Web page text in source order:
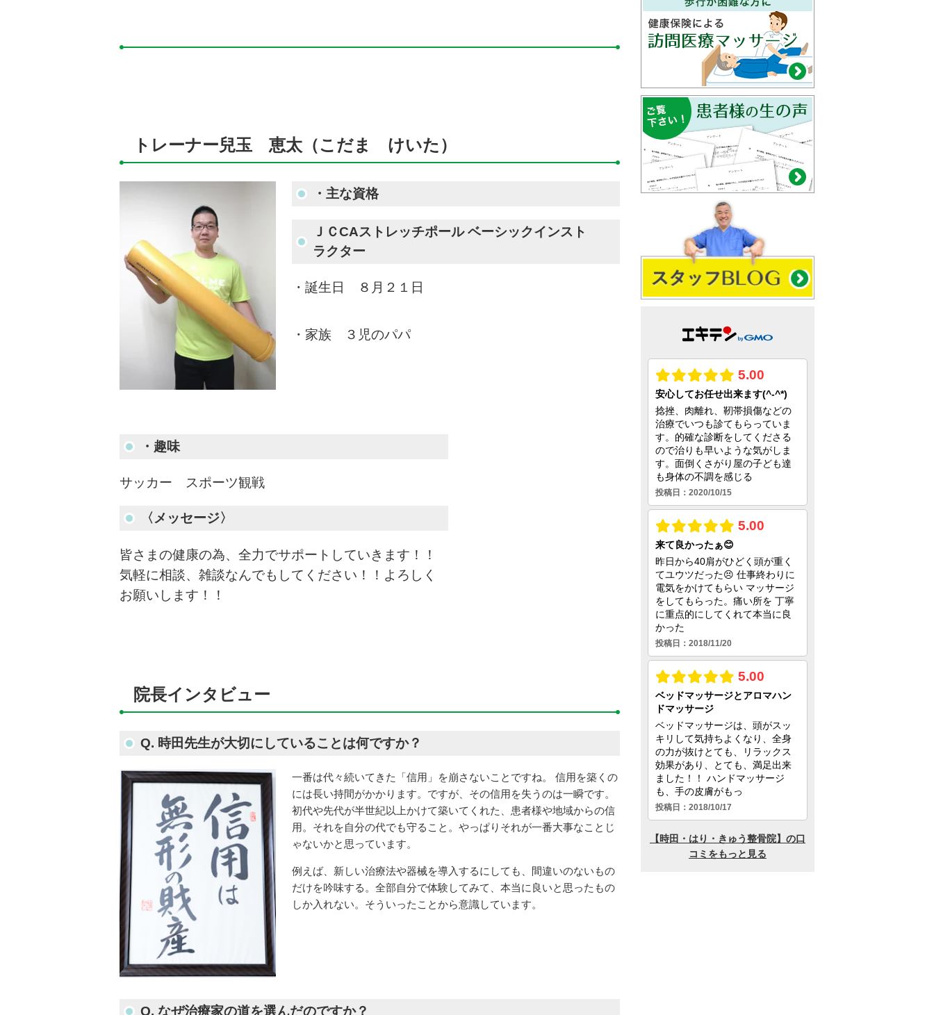
トレーナー兒玉 恵太（こだま けいた）
・ 主な資格
ＪＣCAストレッチポール ベーシックインスト
ラクター
・誕生日 ８月２１日
・家族 ３児のパパ
・趣味
サッカー スポーツ観戦
〈メッセージ〉
皆さまの健康の為、全力でサポートしていきます！！
気軽に相談、雑談なんでもしてください！！よろしく
お願いします！！
院長インタビュー
Q. 時田先生が大切にしていることは何ですか？
一番は代々続いてきた「信用」を崩さないことですね。 信用を築くの
には長い持間がかかります。ですが、その信用を失うのは一瞬です。
初代や先代が半世紀以上かけて築いてくれた、患者様や地域からの信
用。それを自分の代でも守ること。やっぱりそれが一番大事なことじ
ゃないかと思っています。
例えば、新しい治療法や器械を導入するにしても、間違いのないもの
だけを吟味する。全部自分で体験してみて、本当に良いと思ったもの
しか入れない。そういったことから意識しています。
Q. なぜ治療家の道を選んだのですか？